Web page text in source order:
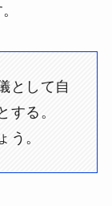
として自
する。
う。